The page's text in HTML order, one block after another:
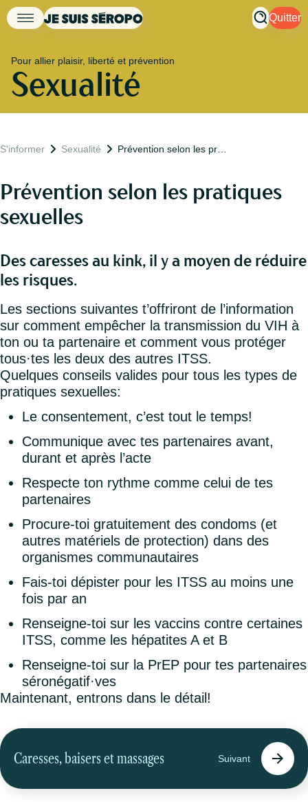
Quitter
Pour allier plaisir, liberté et prévention
Sexualité
S'informer Sexualité
Prévention selon les pratiques
sexuelles
Des caresses au kink, il y a moyen de réduire
les risques.
Les sections suivantes t’offriront de l’information
sur comment empêcher la transmission du VIH à
ton ou ta partenaire et comment vous protéger
tous·tes les deux des autres ITSS.
Quelques conseils valides pour tous les types de
pratiques sexuelles:
Le consentement, c’est tout le temps!
Communique avec tes partenaires avant,
durant et après l’acte
Respecte ton rythme comme celui de tes
partenaires
Procure-toi gratuitement des condoms (et
autres matériels de protection) dans des
organismes communautaires
Fais-toi dépister pour les ITSS au moins une
fois par an
Renseigne-toi sur les vaccins contre certaines
ITSS, comme les hépatites A et B
Renseigne-toi sur la PrEP pour tes partenaires
séronégatif·ves
Maintenant, entrons dans le détail!
Caresses, baisers et massages Suivant